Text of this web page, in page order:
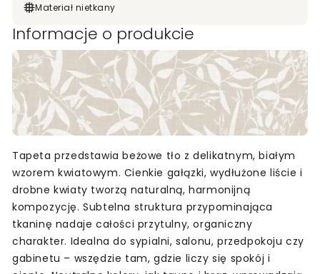
Materiał nietkany
Informacje o produkcie
Tapeta przedstawia beżowe tło z delikatnym, białym
wzorem kwiatowym. Cienkie gałązki, wydłużone liście i
drobne kwiaty tworzą naturalną, harmonijną
kompozycję. Subtelna struktura przypominająca
tkaninę nadaje całości przytulny, organiczny
charakter. Idealna do sypialni, salonu, przedpokoju czy
gabinetu – wszędzie tam, gdzie liczy się spokój i